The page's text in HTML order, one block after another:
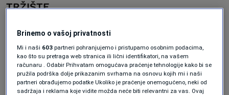
TRŽIŠTE
INVESTICIJE
Zašto investitori kažnjavaju Netflix
u trenutku kad je finansijski
najstabilniji
Forbes BiH
Brinemo o vašoj privatnosti
Mi i naši 603 partneri pohranjujemo i pristupamo osobnim podacima,
kao što su pretraga web stranica ili lični identifikatori, na vašem
računaru . Odabir Prihvatam omogućava praćenje tehnologije kako bi se
pružila podrška dolje prikazanim svrhama na osnovu kojih mi i naši
partneri obrađujemo podatke Ukoliko je praćenje onemogućeno, neki od
sadržaja i reklama koje vidite možda neće biti relevantni za vas. Ovaj